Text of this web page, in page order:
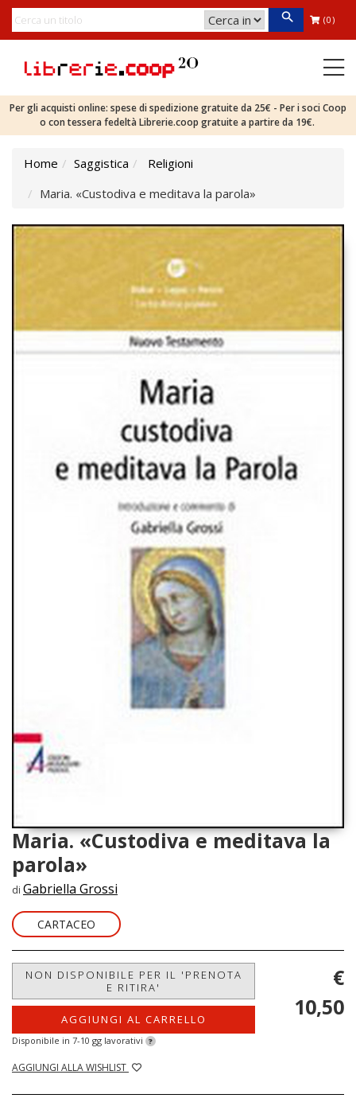
(0)
Per gli acquisti online: spese di spedizione gratuite da 25€ - Per i soci Coop
o con tessera fedeltà Librerie.coop gratuite a partire da 19€.
Home Saggistica
Religioni
Maria. «Custodiva e meditava la parola»
Maria. «Custodiva e meditava la
parola»
di Gabriella Grossi
CARTACEO
NON DISPONIBILE PER IL 'PRENOTA
E RITIRA'
AGGIUNGI AL CARRELLO
Disponibile in 7-10 gg lavorativi ?
AGGIUNGI ALLA WISHLIST
€
10,50